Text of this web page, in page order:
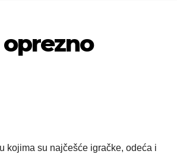
kojima su najčešće igračke, odeća i